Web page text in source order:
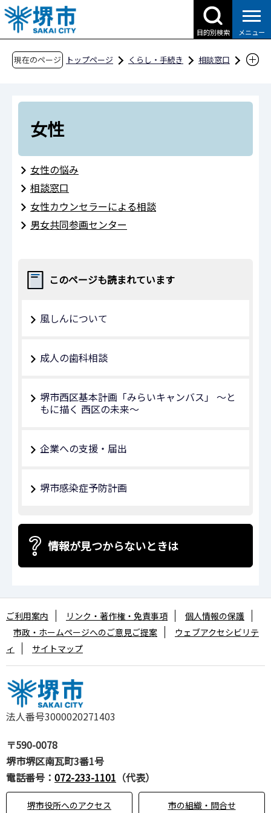
こ
の
ペ
目的別検索 メニュー
現在のページ トップページ くらし・手続き
相談窓口
女性
女性
女性の悩み
相談窓口
女性カウンセラーによる相談
男女共同参画センター
このページも読まれています
風しんについて
成人の歯科相談
堺市西区基本計画「みらいキャンバス」 ～と
もに描く 西区の未来～
企業への支援・届出
堺市感染症予防計画
情報が見つからないときは
法人番号3000020271403
〒590-0078
堺市堺区南瓦町3番1号
電話番号： 072-233-1101 （代表）
堺市役所へのアクセス 市の組織・問合せ
ご利用案内 リンク・著作権・免責事項
個人情報の保護
市政・ホームページへのご意見ご提案
ウェブアクセシビリテ
ィ
サイトマップ